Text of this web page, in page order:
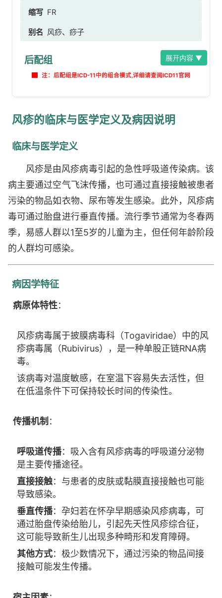
缩写 FR
别名 风痧、痧子
后配组
注：后配组是ICD-11中的组合模式,详细请查阅ICD11官网
展开内容 ▼
风疹的临床与医学定义及病因说明
临床与医学定义
风疹是由风疹病毒引起的急性呼吸道传染病。该
病主要通过空气飞沫传播，也可通过直接接触被患者
污染的物品如衣物、尿布等发生感染。此外，风疹病
毒可通过胎盘进行垂直传播。流行季节通常为冬春两
季，易感人群以1至5岁的儿童为主，但任何年龄阶段
的人群均可感染。
病因学特征
病原体特性：
风疹病毒属于披膜病毒科（Togaviridae）中的风
疹病毒属（Rubivirus），是一种单股正链RNA病
毒。
该病毒对温度敏感，在室温下容易失去活性，但
在低温条件下可保持较长时间的传染性。
传播机制 ：
呼吸道传播：吸入含有风疹病毒的呼吸道分泌物
是主要传播途径。
直接接触：与患者的皮肤或黏膜直接接触也可能
导致感染。
垂直传播：孕妇若在怀孕早期感染风疹病毒，可
通过胎盘传染给胎儿，引起先天性风疹综合征，
这可能导致新生儿出现多种畸形和发育障碍。
其他方式：极少数情况下，通过污染的物品间接
接触可能发生传播。